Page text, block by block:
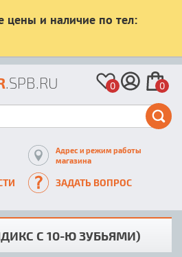
цены и наличие по тел:
.SPB.RU 0 0
Адрес и режим работы
магазина
ЗАДАТЬ ВОПРОС
С 10-Ю ЗУБЬЯМИ)